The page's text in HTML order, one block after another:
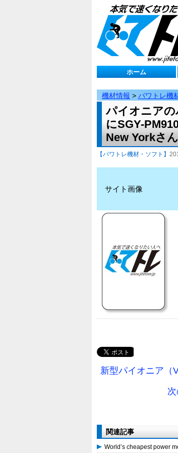
ホーム
機材情報 > パワトレ機
パイオニアの
にSGY-
New Yorkさ
【パワトレ機材・ソフト】
サイト画像
新型パイオニア（
関連記事
World’s cheapest power